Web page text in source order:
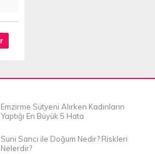
Emzirme Sütyeni Alırken Kadınların
Yaptığı En Büyük 5 Hata
Suni Sancı ile Doğum Nedir? Riskleri
Nelerdir?